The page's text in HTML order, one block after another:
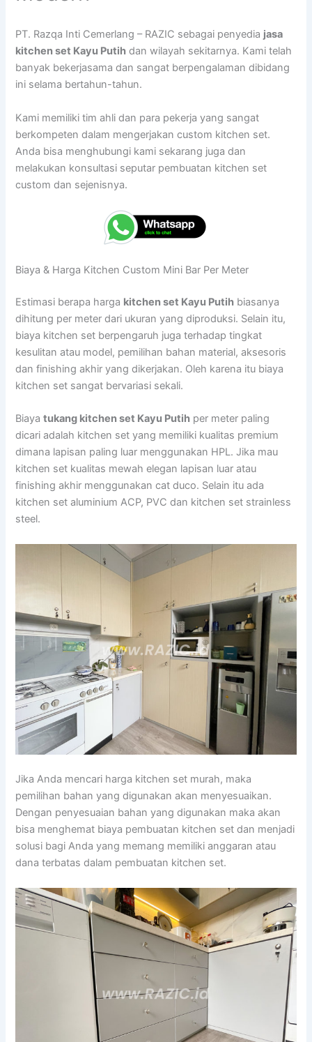
PT. Razqa Inti Cemerlang – RAZIC sebagai penyedia jasa
kitchen set Kayu Putih dan wilayah sekitarnya. Kami telah
banyak bekerjasama dan sangat berpengalaman dibidang
ini selama bertahun-tahun.
Kami memiliki tim ahli dan para pekerja yang sangat
berkompeten dalam mengerjakan custom kitchen set.
Anda bisa menghubungi kami sekarang juga dan
melakukan konsultasi seputar pembuatan kitchen set
custom dan sejenisnya.
Biaya & Harga Kitchen Custom Mini Bar Per Meter
Estimasi berapa harga kitchen set Kayu Putih biasanya
dihitung per meter dari ukuran yang diproduksi. Selain itu,
biaya kitchen set berpengaruh juga terhadap tingkat
kesulitan atau model, pemilihan bahan material, aksesoris
dan finishing akhir yang dikerjakan. Oleh karena itu biaya
kitchen set sangat bervariasi sekali.
Biayatukang kitchen set Kayu Putih per meter paling
dicari adalah kitchen set yang memiliki kualitas premium
dimana lapisan paling luar menggunakan HPL. Jika mau
kitchen set kualitas mewah elegan lapisan luar atau
finishing akhir menggunakan cat duco. Selain itu ada
kitchen set aluminium ACP, PVC dan kitchen set strainless
steel.
Jika Anda mencari harga kitchen set murah, maka
pemilihan bahan yang digunakan akan menyesuaikan.
Dengan penyesuaian bahan yang digunakan maka akan
bisa menghemat biaya pembuatan kitchen set dan menjadi
solusi bagi Anda yang memang memiliki anggaran atau
dana terbatas dalam pembuatan kitchen set.